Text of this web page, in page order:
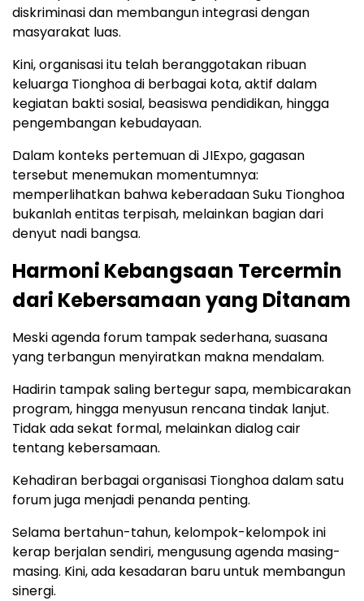
diskriminasi dan membangun integrasi dengan
masyarakat luas.
Kini, organisasi itu telah beranggotakan ribuan
keluarga Tionghoa di berbagai kota, aktif dalam
kegiatan bakti sosial, beasiswa pendidikan, hingga
pengembangan kebudayaan.
Dalam konteks pertemuan di JIExpo, gagasan
tersebut menemukan momentumnya:
memperlihatkan bahwa keberadaan Suku Tionghoa
bukanlah entitas terpisah, melainkan bagian dari
denyut nadi bangsa.
Harmoni Kebangsaan Tercermin
dari Kebersamaan yang Ditanam
Meski agenda forum tampak sederhana, suasana
yang terbangun menyiratkan makna mendalam.
Hadirin tampak saling bertegur sapa, membicarakan
program, hingga menyusun rencana tindak lanjut.
Tidak ada sekat formal, melainkan dialog cair
tentang kebersamaan.
Kehadiran berbagai organisasi Tionghoa dalam satu
forum juga menjadi penanda penting.
Selama bertahun-tahun, kelompok-kelompok ini
kerap berjalan sendiri, mengusung agenda masing-
masing. Kini, ada kesadaran baru untuk membangun
sinergi.